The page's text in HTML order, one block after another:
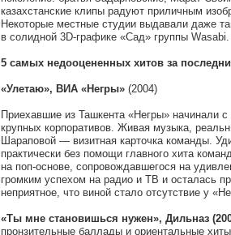
казахстанские клипы радуют приличным
Некоторые местные студии выдавали даже
в солидной 3D-графике «Сад» группы Wasabi.
5 самых недооцененных хитов за
«Улетаю», ВИА «Негры»(2004)
Приехавшие из Ташкента «Негры» начинали
крупных корпоративов. Живая музыка,
Шараповой — визитная карточка команды.
практически без помощи главного хита
на поп-основе, сопровождавшегося на
громким успехом на радио и ТВ и осталась
неприятное, что виной стало отсутствие у
«Ты мне становишься нужен», Дильназ
пронзительные баллады и ориентальные